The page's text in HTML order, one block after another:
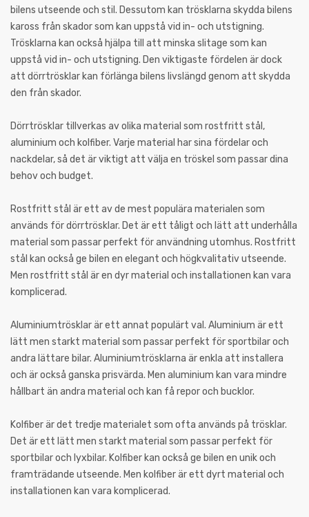
bilens utseende och stil. Dessutom kan trösklarna skydda bilens
kaross från skador som kan uppstå vid in- och utstigning.
Trösklarna kan också hjälpa till att minska slitage som kan
uppstå vid in- och utstigning. Den viktigaste fördelen är dock
att dörrtrösklar kan förlänga bilens livslängd genom att skydda
den från skador.
Dörrtrösklar tillverkas av olika material som rostfritt stål,
aluminium och kolfiber. Varje material har sina fördelar och
nackdelar, så det är viktigt att välja en tröskel som passar dina
behov och budget.
Rostfritt stål är ett av de mest populära materialen som
används för dörrtrösklar. Det är ett tåligt och lätt att underhålla
material som passar perfekt för användning utomhus. Rostfritt
stål kan också ge bilen en elegant och högkvalitativ utseende.
Men rostfritt stål är en dyr material och installationen kan vara
komplicerad.
Aluminiumtrösklar är ett annat populärt val. Aluminium är ett
lätt men starkt material som passar perfekt för sportbilar och
andra lättare bilar. Aluminiumtrösklarna är enkla att installera
och är också ganska prisvärda. Men aluminium kan vara mindre
hållbart än andra material och kan få repor och bucklor.
Kolfiber är det tredje materialet som ofta används på trösklar.
Det är ett lätt men starkt material som passar perfekt för
sportbilar och lyxbilar. Kolfiber kan också ge bilen en unik och
framträdande utseende. Men kolfiber är ett dyrt material och
installationen kan vara komplicerad.